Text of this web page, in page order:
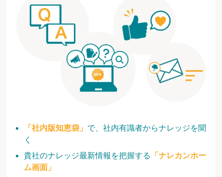
「社内版知恵袋」 で、社内有識者からナレッジを聞
く
貴社のナレッジ最新情報を把握する
「ナレカンホー
ム画面」